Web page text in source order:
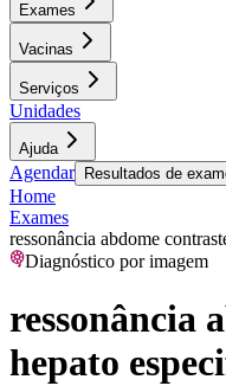
Exames
Vacinas
Serviços
Unidades
Ajuda
Agendar Resultados de
Home
Exames
ressonância abdome
Diagnóstico por imagem
ressonância
hepato